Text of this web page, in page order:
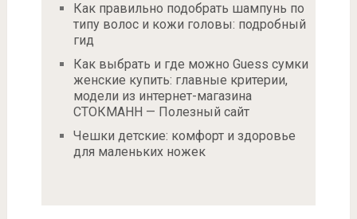
Как правильно подобрать шампунь по
типу волос и кожи головы: подробный
гид
Как выбрать и где можно Guess сумки
женские купить: главные критерии,
модели из интернет-магазина
СТОКМАНН — Полезный сайт
Чешки детские: комфорт и здоровье
для маленьких ножек